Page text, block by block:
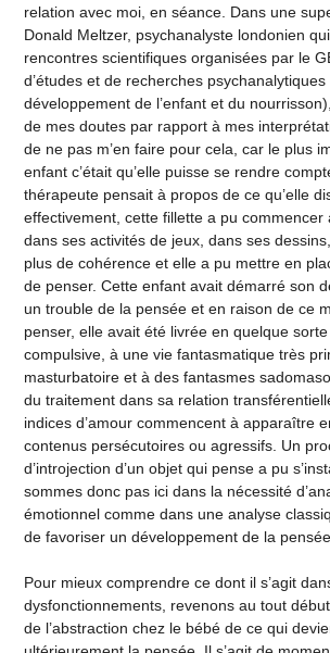
relation avec moi, en séance. Dans une
Donald Meltzer, psychanalyste londonien
rencontres scientifiques organisées par le
d’études et de recherches
développement de l’enfant et du
de mes doutes par rapport à mes
de ne pas m’en faire pour cela, car le plus
enfant c’était qu’elle puisse se rendre
thérapeute pensait à propos de ce qu’elle
effectivement, cette fillette a pu commencer
dans ses activités de jeux, dans ses
plus de cohérence et elle a pu mettre en
de penser. Cette enfant avait démarré son
un trouble de la pensée et en raison de ce
penser, elle avait été livrée en quelque
compulsive, à une vie fantasmatique très
masturbatoire et à des fantasmes
du traitement dans sa relation
indices d’amour commencent à apparaître
contenus persécutoires ou agressifs. Un
d’introjection d’un objet qui pense a pu
sommes donc pas ici dans la nécessité
émotionnel comme dans une analyse
de favoriser un développement de la
Pour mieux comprendre ce dont il s’agit
dysfonctionnements, revenons au tout
de l’abstraction chez le bébé de ce qui